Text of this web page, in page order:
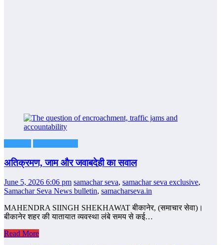
अतिक्रमण, जाम और जवाबदेही का सवाल
June 5, 2026 6:06 pm samachar seva, samachar seva exclusive,
Samachar Seva News bulletin, samacharseva.in
MAHENDRA SIINGH SHEKHAWAT बीकानेर, (समाचार सेवा)।
बीकानेर शहर की यातायात व्यवस्था लंबे समय से कई…
Read More